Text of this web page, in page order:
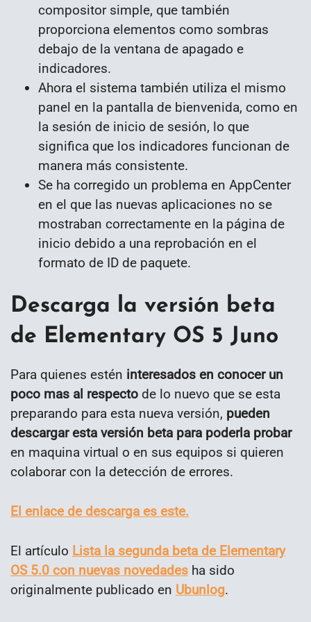
compositor simple, que también
proporciona elementos como sombras
debajo de la ventana de apagado e
indicadores.
Ahora el sistema también utiliza el mismo
panel en la pantalla de bienvenida, como en
la sesión de inicio de sesión, lo que
significa que los indicadores funcionan de
manera más consistente.
Se ha corregido un problema en AppCenter
en el que las nuevas aplicaciones no se
mostraban correctamente en la página de
inicio debido a una reprobación en el
formato de ID de paquete.
Descarga la versión beta
de Elementary OS 5 Juno
Para quienes estén interesados en conocer un
poco mas al respecto de lo nuevo que se esta
preparando para esta nueva versión, pueden
descargar esta versión beta para poderla probar
en maquina virtual o en sus equipos si quieren
colaborar con la detección de errores.
El enlace de descarga es este.
El artículo Lista la segunda beta de Elementary
OS 5.0 con nuevas novedades ha sido
originalmente publicado en Ubunlog.